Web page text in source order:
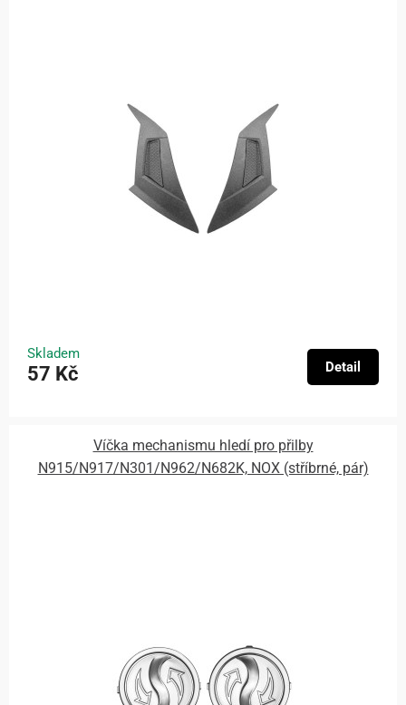
Skladem
57 Kč Detail
Víčka mechanismu hledí pro přilby
N915/N917/N301/N962/N682K, NOX (stříbrné, pár)